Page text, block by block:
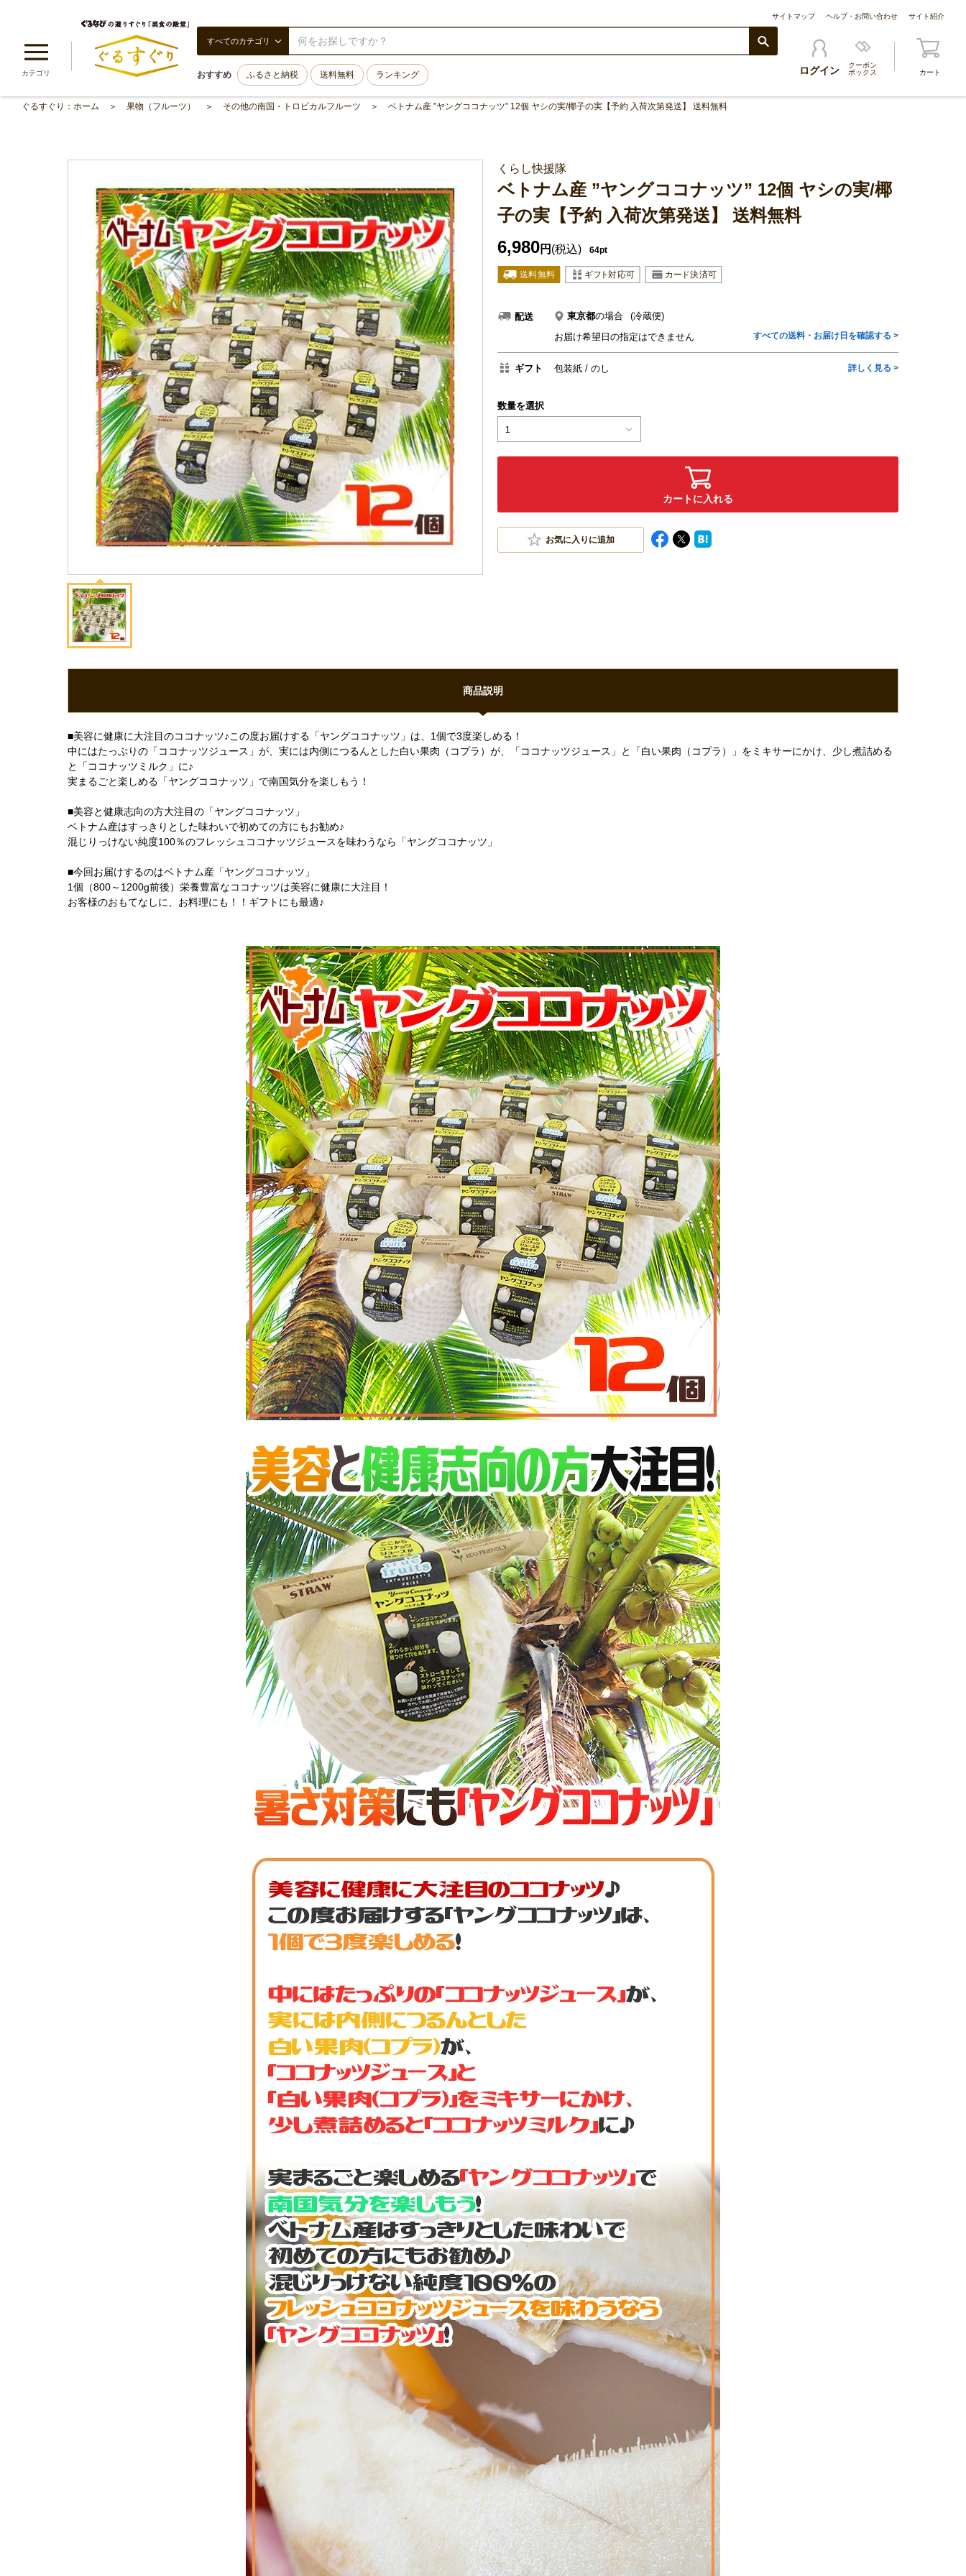
サイトマップ ヘルプ・お問い合わせ サイト紹介
カテゴリ
すべてのカテゴリ
おすすめ ふるさと納税 送料無料 ランキング ログイン
クーポン
ボックス
カート
ぐるすぐり：ホーム 果物（フルーツ） その他の南国・トロピカルフルーツ ベトナム産 ”ヤングココナッツ” 12個 ヤシの実/椰子の実【予約 入荷次第発送】 送料無料
くらし快援隊
ベトナム産 ”ヤングココナッツ” 12個 ヤシの実/椰
子の実【予約 入荷次第発送】 送料無料
6,980円 (税込) 64pt
配送 東京都の場合
(冷蔵便)
お届け希望日の指定はできません
すべての送料・お届け日を確認する >
ギフト 包装紙 のし 詳しく見る >
数量を選択
1
カートに入れる
お気に入りに追加
商品説明
■美容に健康に大注目のココナッツ♪この度お届けする「ヤングココナッツ」は、1個で3度楽しめる！
中にはたっぷりの「ココナッツジュース」が、実には内側につるんとした白い果肉（コプラ）が、「ココナッツジュース」と「白い果肉（コプラ）」をミキサーにかけ、少し煮詰める
と「ココナッツミルク」に♪
実まるごと楽しめる「ヤングココナッツ」で南国気分を楽しもう！
■美容と健康志向の方大注目の「ヤングココナッツ」
ベトナム産はすっきりとした味わいで初めての方にもお勧め♪
混じりっけない純度100％のフレッシュココナッツジュースを味わうなら「ヤングココナッツ」
■今回お届けするのはベトナム産「ヤングココナッツ」
1個（800～1200g前後）栄養豊富なココナッツは美容に健康に大注目！
お客様のおもてなしに、お料理にも！！ギフトにも最適♪